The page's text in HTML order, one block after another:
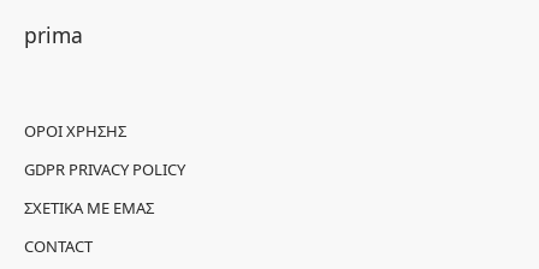
prima
ΌΡΟΙ ΧΡΉΣΗΣ
GDPR PRIVACY POLICY
ΣΧΕΤΙΚΆ ΜΕ ΕΜΆΣ
CONTACT